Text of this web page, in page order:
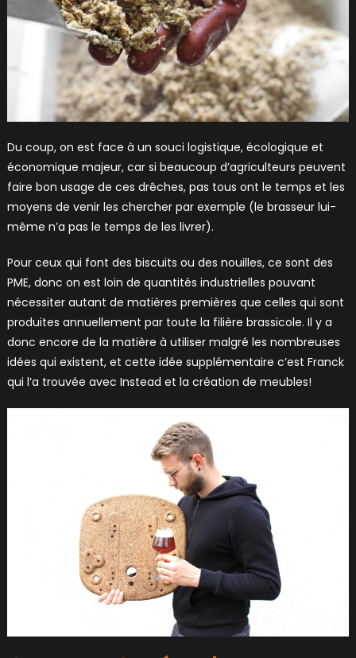
Du coup, on est face à un souci logistique, écologique et
économique majeur, car si beaucoup d’agriculteurs peuvent
faire bon usage de ces drêches, pas tous ont le temps et les
moyens de venir les chercher par exemple (le brasseur lui-
même n’a pas le temps de les livrer).
Pour ceux qui font des biscuits ou des nouilles, ce sont des
PME, donc on est loin de quantités industrielles pouvant
nécessiter autant de matières premières que celles qui sont
produites annuellement par toute la filière brassicole. Il y a
donc encore de la matière à utiliser malgré les nombreuses
idées qui existent, et cette idée supplémentaire c’est Franck
qui l’a trouvée avec Instead et la création de meubles!